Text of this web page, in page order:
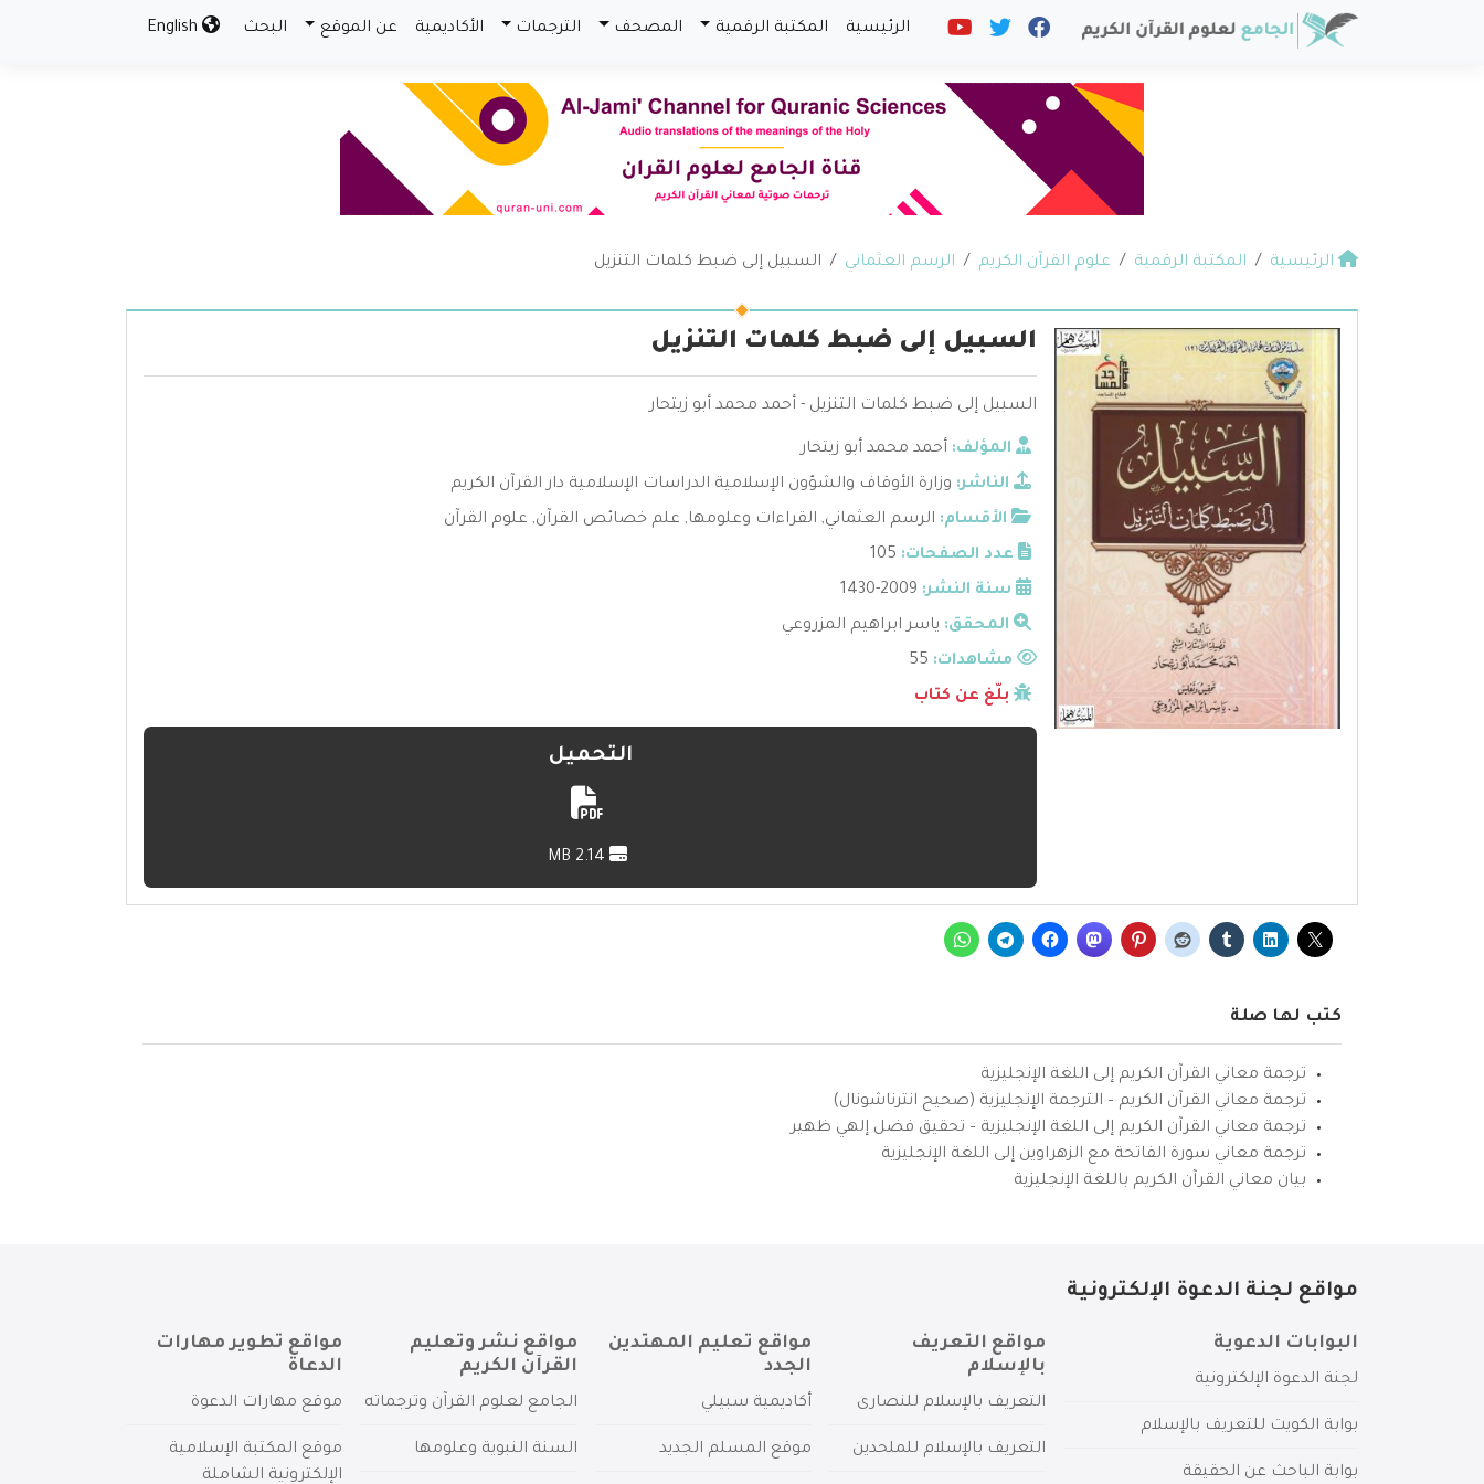
الرئيسية المكتبة الرقمية المصحف الترجمات الأكاديمية عن الموقع البحث
الرئيسية المكتبة الرقمية علوم القرآن الكريم الرسم العثماني السبيل إلى ضبط كلمات التنزيل
السبيل إلى ضبط كلمات التنزيل
السبيل إلى ضبط كلمات التنزيل - أحمد محمد أبو زيتحار
المؤلف: أحمد محمد أبو زيتحار
الناشر: وزارة الأوقاف والشؤون الإسلامية الدراسات الإسلامية دار القرآن الكريم
الأقسام: الرسم العثماني, القراءات وعلومها, علم خصائص القرآن, علوم القرآن
عدد الصفحات: 105
سنة النشر: 2009-1430
المحقق: ياسر ابراهيم المزروعي
مشاهدات:
بلّغ عن كتاب
التحميل
كتب لها صلة
ترجمة معاني القرآن الكريم إلى اللغة الإنجليزية
ترجمة معاني القرآن الكريم – الترجمة الإنجليزية (صحيح انترناشونال)
ترجمة معاني القرآن الكريم إلى اللغة الإنجليزية – تحقيق فضل إلهي ظهير
ترجمة معاني سورة الفاتحة مع الزهراوين إلى اللغة الإنجليزية
بيان معاني القرآن الكريم باللغة الإنجليزية
مواقع لجنة الدعوة الإلكترونية
البوابات الدعوية
لجنة الدعوة الإلكترونية
بوابة الكويت للتعريف بالإسلام
بوابة الباحث عن الحقيقة
مواقع التعريف
بالإسلام
التعريف بالإسلام للنصارى
التعريف بالإسلام للملحدين
مواقع تعليم المهتدين
الجدد
أكاديمية سبيلي
موقع المسلم الجديد
مواقع نشر وتعليم
القرآن الكريم
الجامع لعلوم القرآن وترجماته
السنة النبوية وعلومها
مواقع تطوير مهارات
الدعاة
موقع مهارات الدعوة
موقع المكتبة الإسلامية
الإلكترونية الشاملة